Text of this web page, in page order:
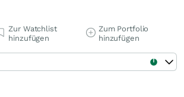
Zur Watchlist
hinzufügen
Zum Portfolio
hinzufügen